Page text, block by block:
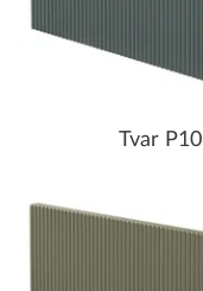
Tvar P10